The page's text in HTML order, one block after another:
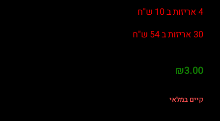
4 אריזות ב 10 ש"ח
30 אריזות ב 54 ש"ח
₪3.00
קיים במלאי